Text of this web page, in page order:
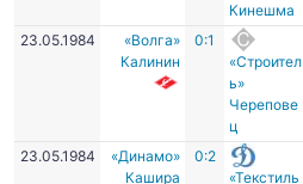
Кинешма
23.05.1984
«Волга»
Калинин
0:1
«Строител
ь»
Черепове
ц
23.05.1984
«Динамо»
Кашира
0:2
«Текстиль